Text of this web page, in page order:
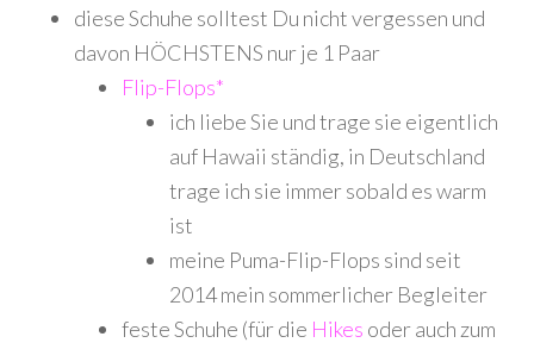
diese Schuhe solltest Du nicht vergessen und
davon HÖCHSTENS nur je 1 Paar
Flip-Flops*
ich liebe Sie und trage sie eigentlich
auf Hawaii ständig, in Deutschland
trage ich sie immer sobald es warm
ist
meine Puma-Flip-Flops sind seit
2014 mein sommerlicher Begleiter
feste Schuhe (für die Hikes oder auch zum